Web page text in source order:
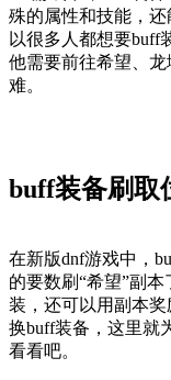
殊的属性和技能，
以很多人都想要buff
他需要前往希望、
难。
buff装备刷取
在新版dnf游戏中，
的要数刷“希望”副
装，还可以用副本
换buff装备，这里就
看看吧。